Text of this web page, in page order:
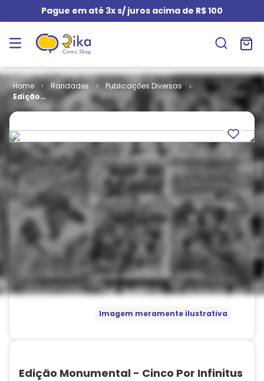
Pague em até 3x s/ juros acima de R$ 100
Raridades
Publicações Diversas
Edição
Monumental -
Infinitus # 11
Imagem meramente ilustrativa
Edição Monumental - Cinco Por Infinitus